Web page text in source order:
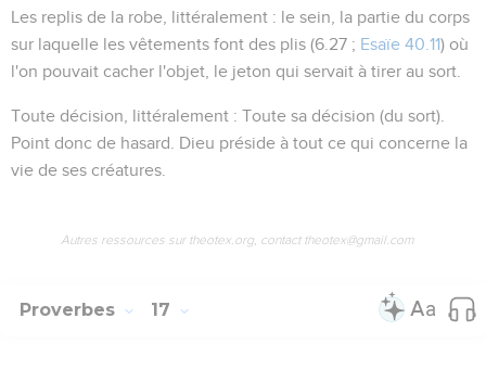
Les replis de la robe , littéralement : le sein , la partie du corps
sur laquelle les vêtements font des plis (6.27 ; Esaïe 40.11) où
l'on pouvait cacher l'objet, le jeton qui servait à tirer au sort.
Toute décision , littéralement : Toute sa décision (du sort).
Point donc de hasard. Dieu préside à tout ce qui concerne la
vie de ses créatures.
Autres ressources sur theotex.org, contact theotex@gmail.com
Proverbes 17